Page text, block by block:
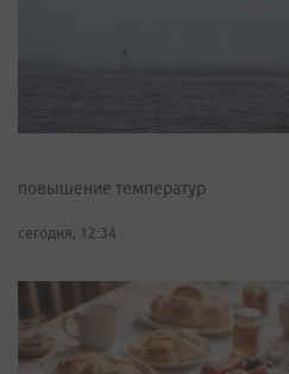
повышение температур
сегодня, 12:34